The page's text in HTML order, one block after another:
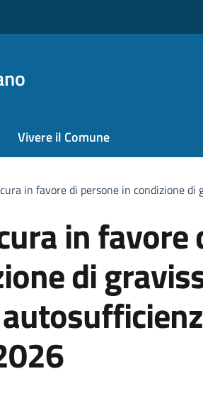
Vivere il Comune
in favore di persone in condizione
in favore
di